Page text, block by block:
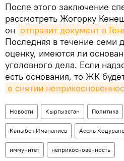
После этого заключение
рассмотреть Жогорку
он отправит документ в
Последняя в течение семи
оценку, имеются ли
уголовного дела. Если
есть основания, то ЖК
о снятии
Новости Кыргызстан Политика
Каныбек Иманалиев Асель
иммунитет неприкосновенность